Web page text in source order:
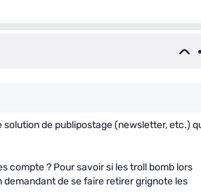
de publipostage (newsletter, etc.)
compte ? Pour savoir si les troll bomb lors
de se faire retirer grignote les